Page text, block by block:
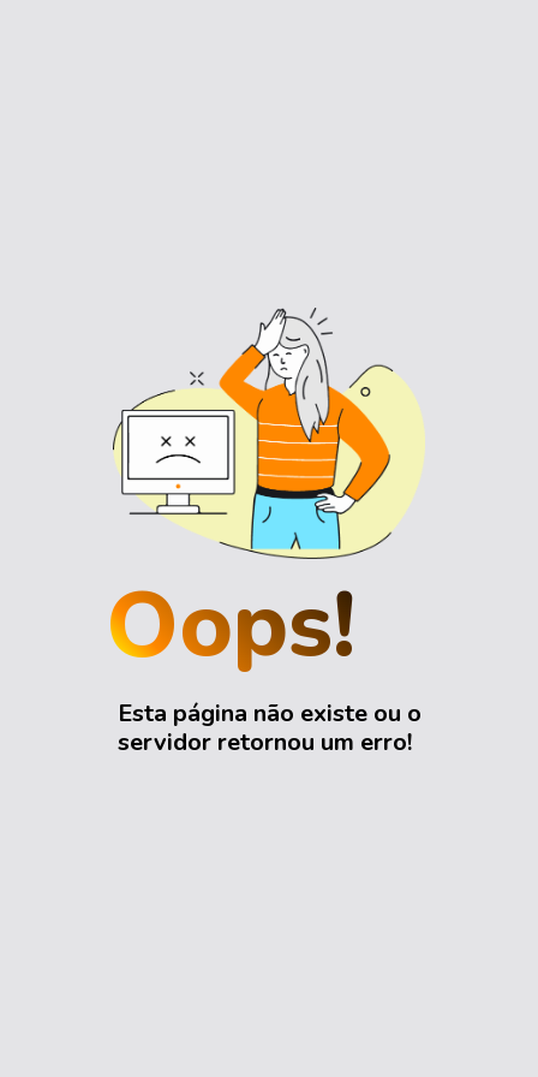
Oops!
Esta página não existe ou o
servidor retornou um erro!